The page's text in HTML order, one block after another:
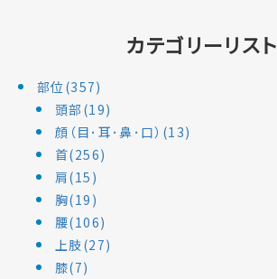
カテゴリーリスト
部位(357)
頭部(19)
顔（目･耳･鼻･口）(13)
首(256)
肩(15)
胸(19)
腰(106)
上肢(27)
膝(7)